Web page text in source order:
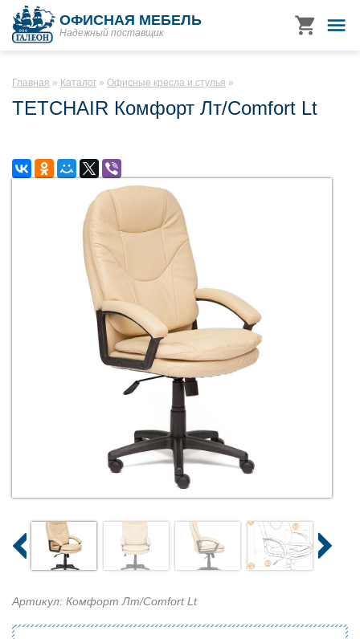
ОФИСНАЯ МЕБЕЛЬ
Надежный поставщик
Главная Каталог Офисные кресла и стулья
TETCHAIR Комфорт Лт/Comfort Lt
Артикул: Комфорт Лт/Comfort Lt